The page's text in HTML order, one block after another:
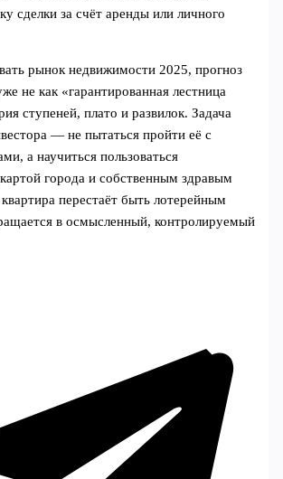
сделки за счёт аренды или личного
рынок недвижимости 2025, прогноз
не как «гарантированная лестница
ступеней, плато и развилок. Задача
— не пытаться пройти её с
а научиться пользоваться
города и собственным здравым
перестаёт быть лотерейным
в осмысленный, контролируемый